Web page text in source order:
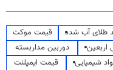
طلای آب شده
قیمت موکت
اربعین
دوربین مداربسته
شیمیایی
قیمت ایمپلنت